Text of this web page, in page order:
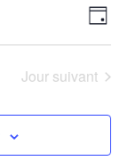
de
vues
Jour
Jour suivant